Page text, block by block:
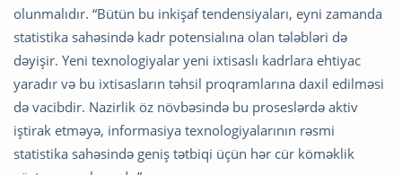
olunmalıdır. “Bütün bu inkişaf tendensiyaları, eyni zamanda
statistika sahəsində kadr potensialına olan tələbləri də
dəyişir. Yeni texnologiyalar yeni ixtisaslı kadrlara ehtiyac
yaradır və bu ixtisasların təhsil proqramlarına daxil edilməsi
də vacibdir. Nazirlik öz növbəsində bu proseslərdə aktiv
iştirak etməyə, informasiya texnologiyalarının rəsmi
statistika sahəsində geniş tətbiqi üçün hər cür köməklik